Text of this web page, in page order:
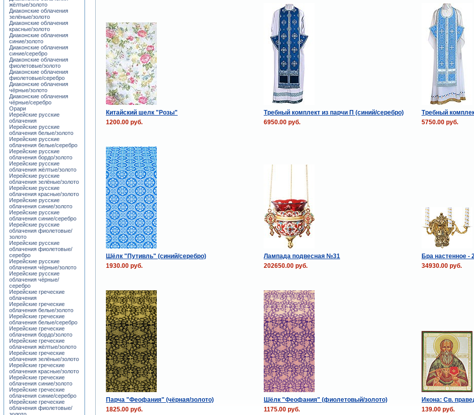
Китайский шелк "Розы" Требный комплект из парчи П (синий/серебро)
Требный
1200.00 руб.
6950.00 руб. 5750.00 руб.
Шёлк "Путивль" (синий/серебро) Лампада подвесная №31
Бра настенное -
1930.00 руб.
202650.00 руб. 34930.00 руб.
Парча "Феофания" (чёрная/золото) Шёлк "Феофания" (фиолетовый/золото)
Икона: Св.
1825.00 руб.
1175.00 руб. 139.00 руб.
жёлтые/золото
Диаконские облачения
зелёные/золото
Диаконские облачения
красные/золото
Диаконские облачения
синие/золото
Диаконские облачения
синие/серебро
Диаконские облачения
фиолетовые/золото
Диаконские облачения
фиолетовые/серебро
Диаконские облачения
чёрные/золото
Диаконские облачения
чёрные/серебро
Орари
Иерейские русские
облачения
Иерейские русские
облачения белые/золото
Иерейские русские
облачения белые/серебро
Иерейские русские
облачения бордо/золото
Иерейские русские
облачения жёлтые/золото
Иерейские русские
облачения зелёные/золото
Иерейские русские
облачения красные/золото
Иерейские русские
облачения синие/золото
Иерейские русские
облачения синие/серебро
Иерейские русские
облачения фиолетовые/
золото
Иерейские русские
облачения фиолетовые/
серебро
Иерейские русские
облачения чёрные/золото
Иерейские русские
облачения чёрные/
серебро
Иерейские греческие
облачения
Иерейские греческие
облачения белые/золото
Иерейские греческие
облачения белые/серебро
Иерейские греческие
облачения бордо/золото
Иерейские греческие
облачения жёлтые/золото
Иерейские греческие
облачения зелёные/золото
Иерейские греческие
облачения красные/золото
Иерейские греческие
облачения синие/золото
Иерейские греческие
облачения синие/серебро
Иерейские греческие
облачения фиолетовые/